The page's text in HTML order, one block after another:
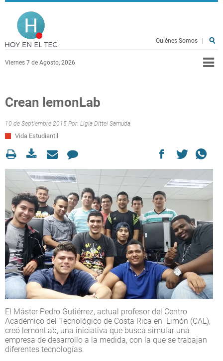
Pasar al contenido principal
Viernes 7 de Agosto, 2026
Quiénes Somos
Crean lemonLab
10 de Septiembre 2015 Por: Ligia Dittel Samuda
Vida Estudiantil
El Máster Pedro Gutiérrez, actual profesor del Centro
Académico del Tecnológico de Costa Rica en Limón (CAL),
creó lemonLab, una iniciativa que busca simular una
empresa de desarrollo a la medida, con la que se trabajan
diferentes tecnologías.